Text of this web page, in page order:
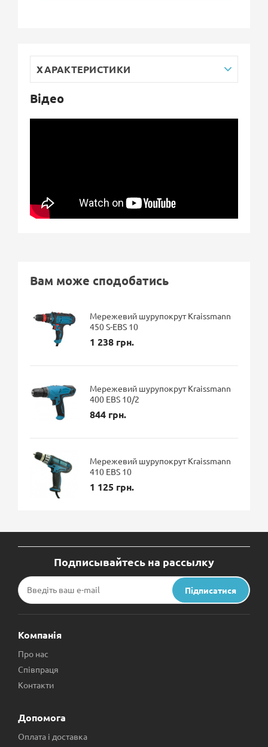
ХАРАКТЕРИСТИКИ
Відео
Вам може сподобатись
Мережевий шурупокрут Kraissmann
450 S-EBS 10
1 238 грн.
Мережевий шурупокрут Kraissmann
400 EBS 10/2
844 грн.
Мережевий шурупокрут Kraissmann
410 EBS 10
1 125 грн.
Подписывайтесь на рассылку
Підписатися
Компанія
Про нас
Співпраця
Контакти
Допомога
Оплата і доставка